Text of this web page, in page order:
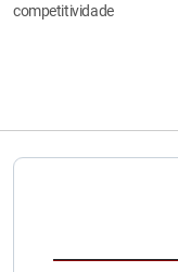
competitividade